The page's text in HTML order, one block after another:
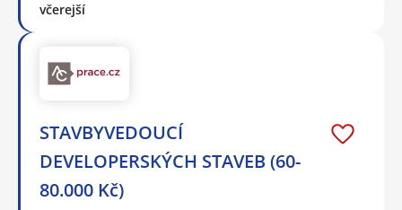
včerejší
STAVBYVEDOUCÍ
DEVELOPERSKÝCH STAVEB (60-
80.000 Kč)